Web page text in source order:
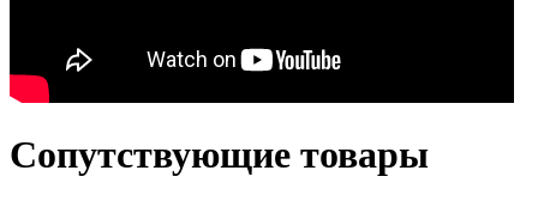
Сопутствующие товары